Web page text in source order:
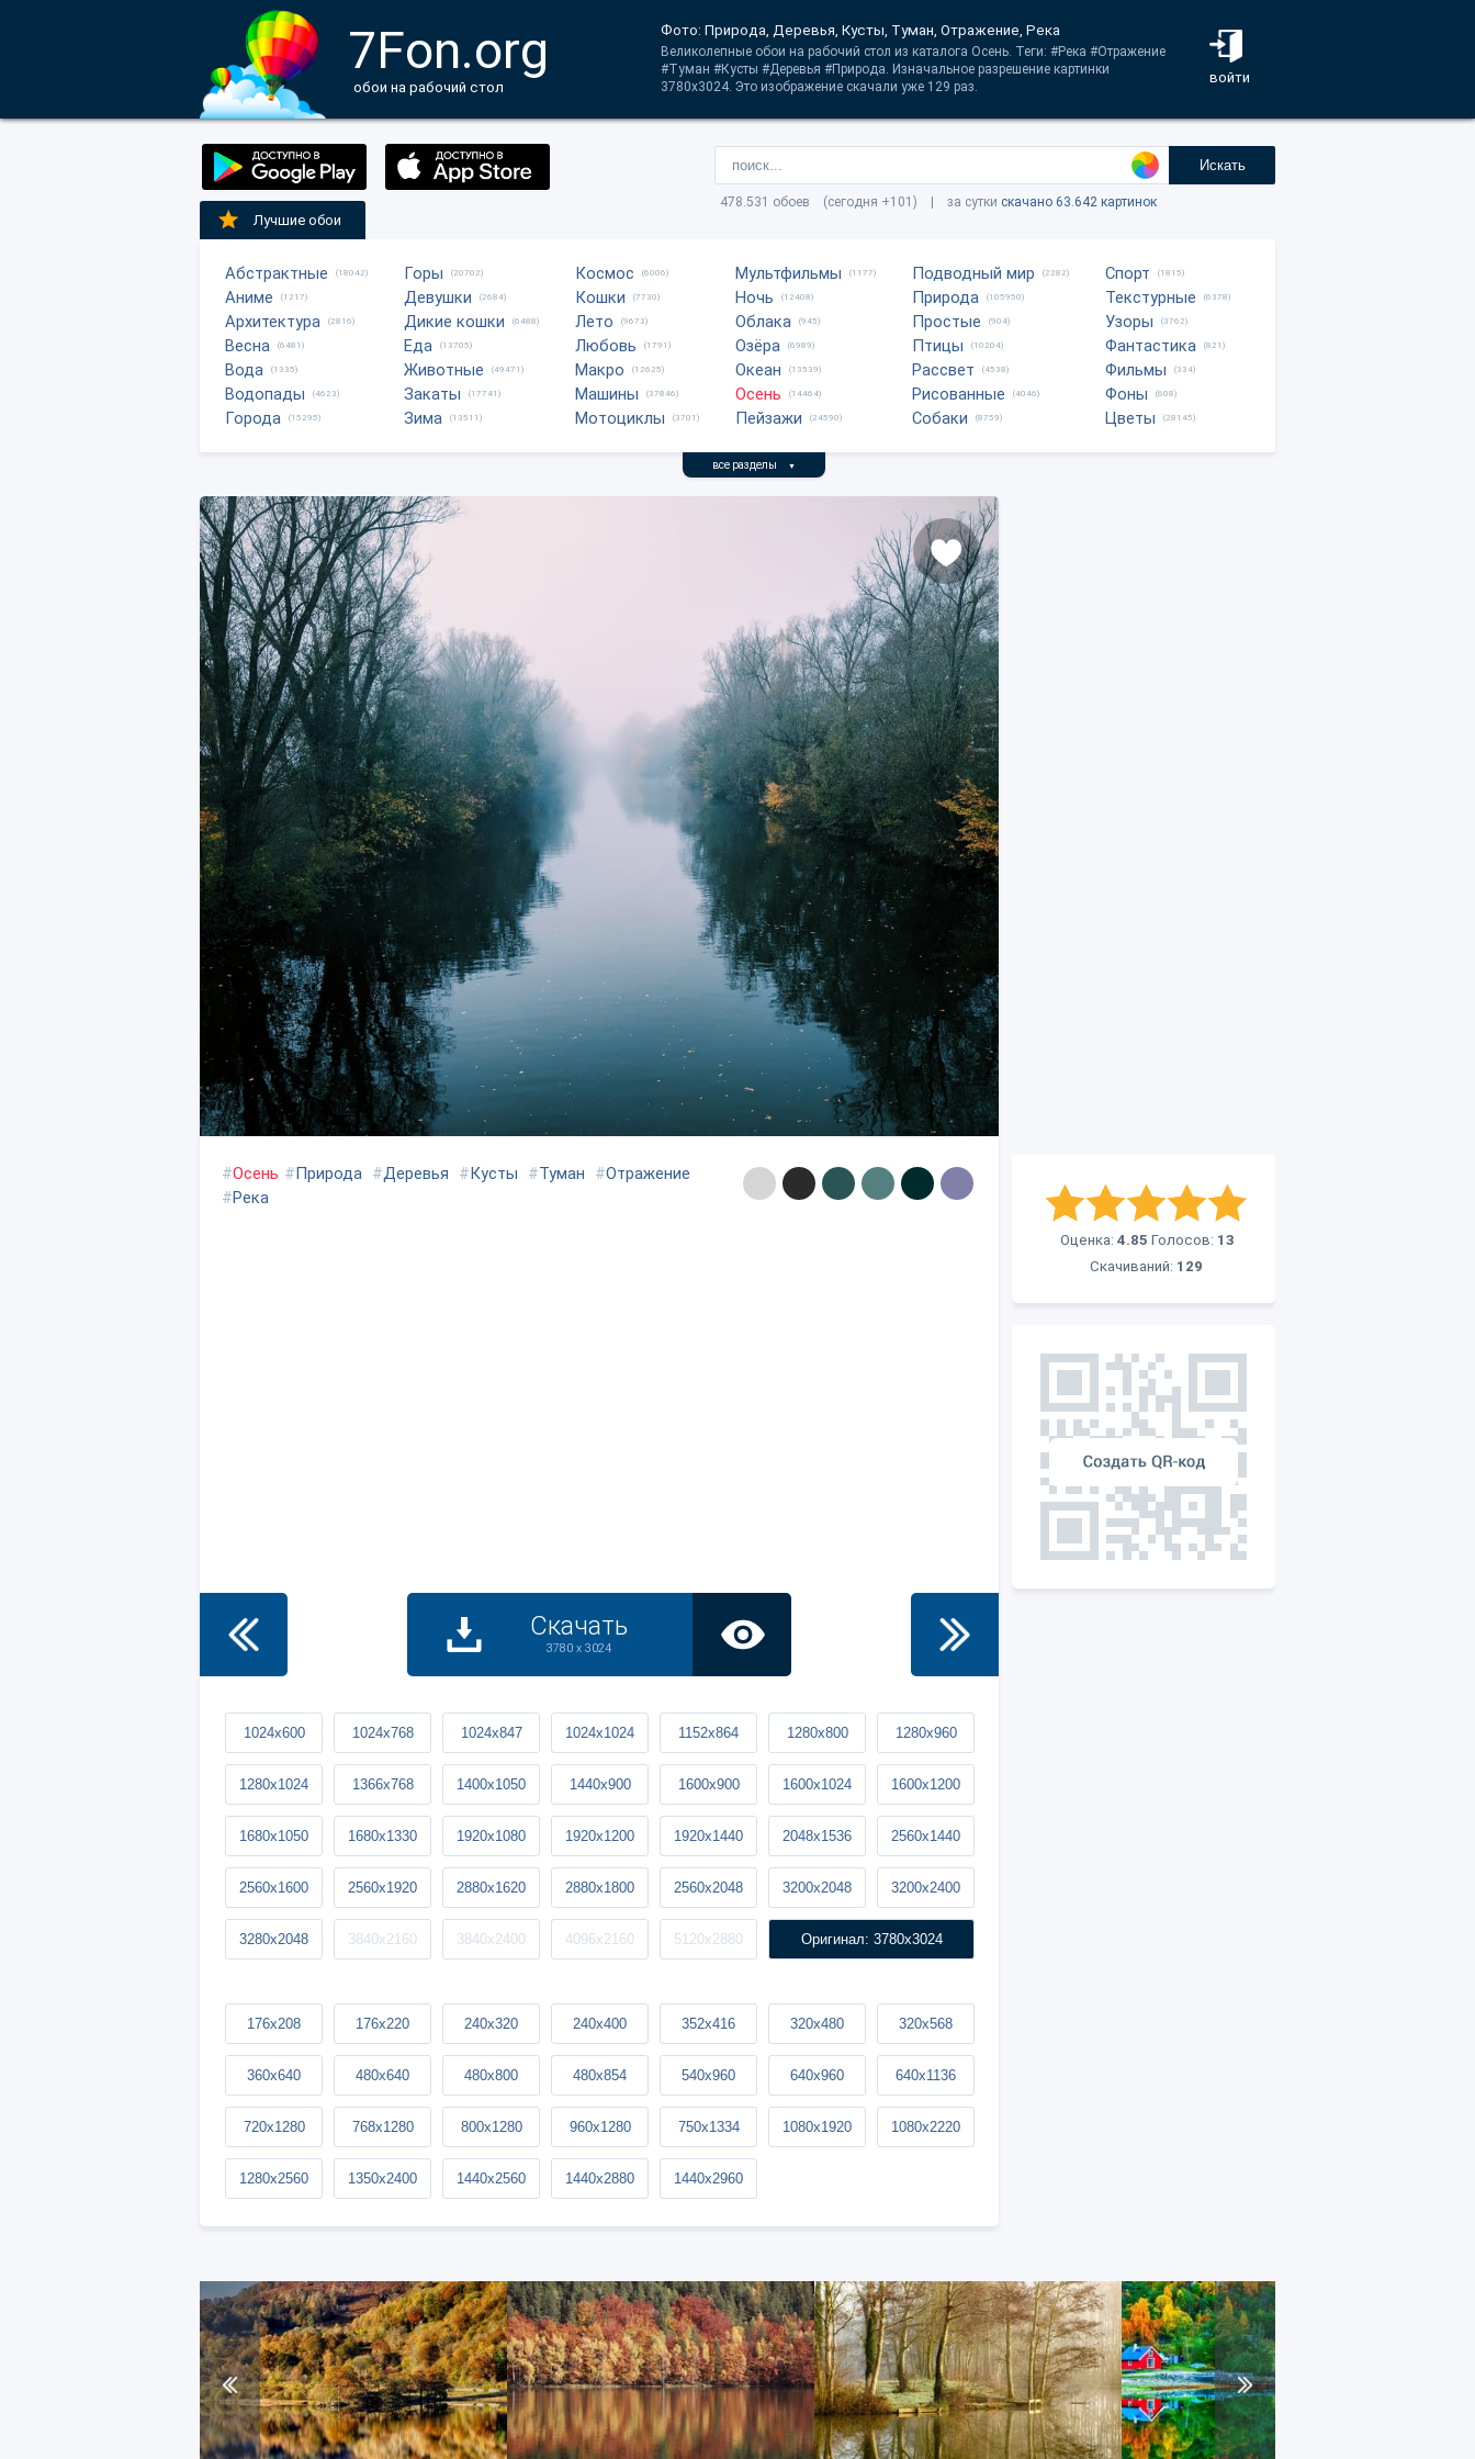
7Fon.org
обои на рабочий стол
войти
Фото: Природа, Деревья, Кусты, Туман, Отражение, Река
Великолепные обои на рабочий стол из каталога Осень. Теги: #Река #Отражение
#Туман #Кусты #Деревья #Природа. Изначальное разрешение картинки
3780x3024. Это изображение скачали уже 129 раз.
Искать
478.531 обоев (сегодня +101) | за сутки скачано 63.642 картинок
Лучшие обои
Абстрактные (18042)
Аниме (1217)
Архитектура (2816)
Весна (6481)
Вода (1335)
Водопады (4623)
Города (15295)
Горы (20702)
Девушки (2684)
Дикие кошки (6488)
Еда (13705)
Животные (49471)
Закаты (17741)
Зима (13511)
Космос (6006)
Кошки (7730)
Лето (9673)
Любовь (1791)
Макро (12625)
Машины (37846)
Мотоциклы (3701)
Мультфильмы (1177)
Ночь (12408)
Облака (945)
Озёра (6989)
Океан (13539)
Осень (14464)
Пейзажи (24590)
Подводный мир (2282)
Природа (105950)
Простые (904)
Птицы (10204)
Рассвет (4538)
Рисованные (4046)
Собаки (8759)
Спорт (1815)
Текстурные (6378)
Узоры (3762)
Фантастика (821)
Фильмы (334)
Фоны (608)
Цветы (28145)
все разделы ▼
Оценка: 4.85 Голосов: 13
Скачиваний: 129
#Осень #Природа #Деревья #Кусты #Туман #Отражение
#Река
Скачать
3780 x 3024
1024x600 1024x768 1024x847 1024x1024 1152x864 1280x800 1280x960
1280x1024 1366x768 1400x1050 1440x900 1600x900 1600x1024 1600x1200
1680x1050 1680x1330 1920x1080 1920x1200 1920x1440 2048x1536 2560x1440
2560x1600 2560x1920 2880x1620 2880x1800 2560x2048 3200x2048 3200x2400
3280x2048 3840x2160 3840x2400 4096x2160 5120x2880 Оригинал: 3780x3024
176x208 176x220 240x320 240x400 352x416 320x480 320x568
360x640 480x640 480x800 480x854 540x960 640x960 640x1136
720x1280 768x1280 800x1280 960x1280 750x1334 1080x1920 1080x2220
1280x2560 1350x2400 1440x2560 1440x2880 1440x2960